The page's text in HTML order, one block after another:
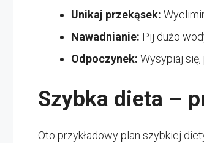
Unikaj przekąsek:
Nawadnianie: Pij dużo
Odpoczynek: Wysypiaj
Szybka dieta –
Oto przykładowy plan szybkiej